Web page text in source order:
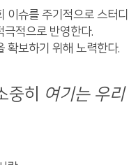
이슈를 주기적으로 스터
극적으로 반영한다.
확보하기 위해 노력한다.
중히 여기는 우리